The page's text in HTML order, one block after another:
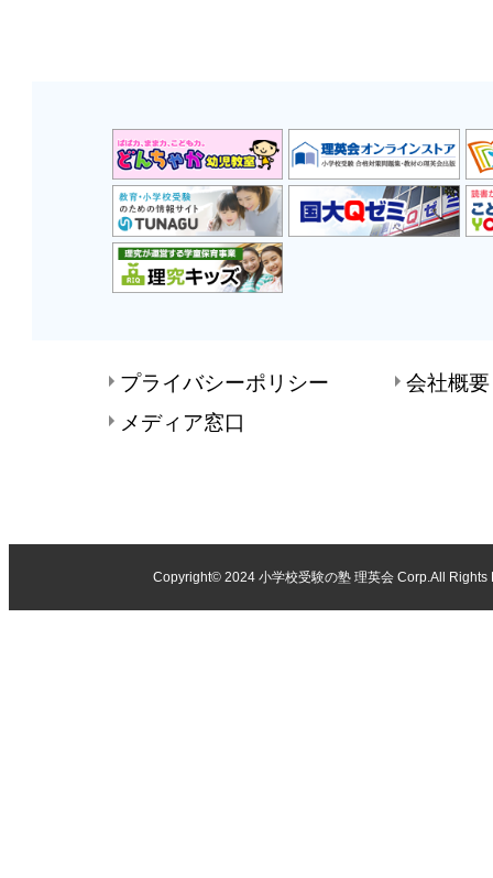
プライバシーポリシー
会社概要
メディア窓口
Copyright© 2024 小学校受験の塾 理英会Corp.All Rights